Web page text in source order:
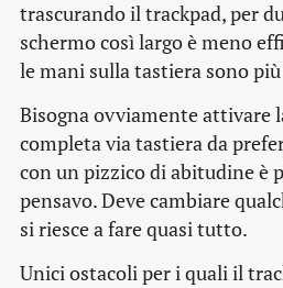
trascurando il trackpad, per
schermo così largo è meno
le mani sulla tastiera sono più
Bisogna ovviamente attivare
completa via tastiera da
con un pizzico di abitudine è
pensavo. Deve cambiare
si riesce a fare quasi tutto.
Unici ostacoli per i quali il